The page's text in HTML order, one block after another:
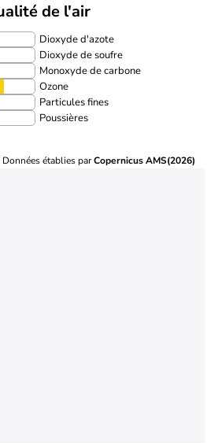
de l'air
Dioxyde d'azote
Dioxyde de soufre
Monoxyde de carbone
Ozone
Particules fines
Poussières
Données établies parCopernicus AMS(2026)